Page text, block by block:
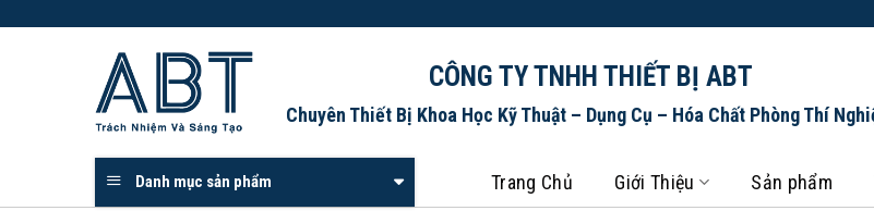
CÔNG TY TNHH THIẾT BỊ ABT
Chuyên Thiết Bị Khoa Học Kỹ Thuật – Dụng Cụ – Hóa Chất Phòng Thí
Danh mục sản phẩm Trang Chủ Giới Thiệu Sản phẩm